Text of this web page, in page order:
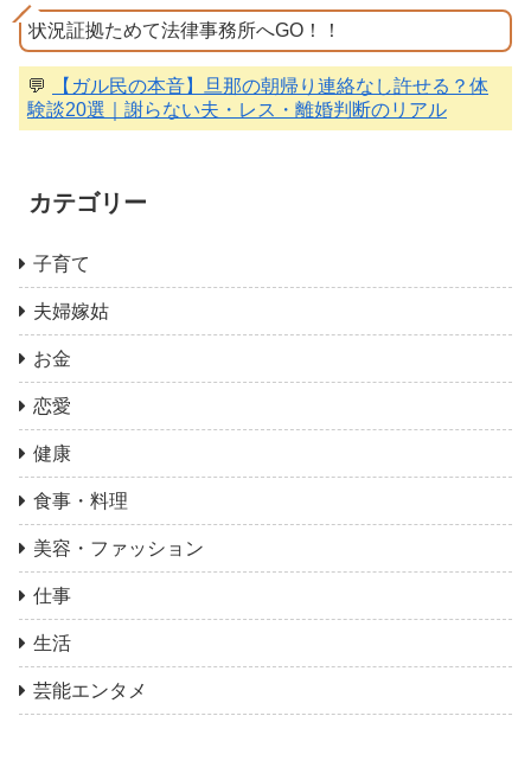
状況証拠ためて法律事務所へGO！！
💬
【ガル民の本音】旦那の朝帰り連絡なし許せる？体
験談20選｜謝らない夫・レス・離婚判断のリアル
カテゴリー
子育て
夫婦嫁姑
お金
恋愛
健康
食事・料理
美容・ファッション
仕事
生活
芸能エンタメ